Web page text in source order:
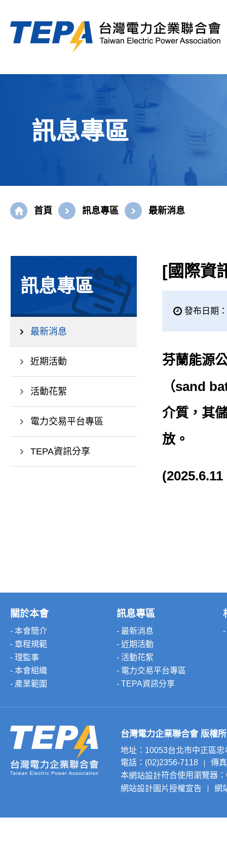
訊息專區
首頁 訊息專區 最新消息
訊息專區
最新消息
近期活動
活動花絮
電力交易平台專區
TEPA資訊分享
[國際資
發布日期
芬蘭能源
（sand
介質，其
放。
關於本會
- 本會簡介
- 章程規範
- 理監事
- 本會組織
- 產業範圍
訊息專區
- 最新消息
- 近期活動
- 活動花絮
- 電力交易平台專區
- TEPA資訊分享
-
台灣電力企業聯合會 版權
地址：10053台北市中正區
電話：(02)2356-7118
傳
本網站設計符合使用瀏覽器
網站設計圖片授權宣告
網